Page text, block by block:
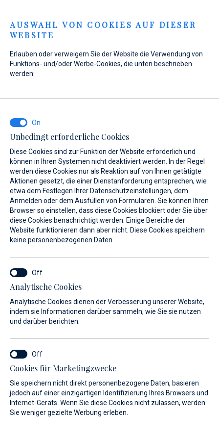
Maxima
Modelle
Unser offizieller Händler für das
Fahrgebiet Kroatien mit dieser
erfolgreichen innovativen Marke
wurde im Jahr 2023 gegründet.
Intelligentes Bauen und Kaufen bietet viele Vorteile ohne
Kompromisse bei der Qualität. Aus diesem Grund verfügt
Maxima Boats über ein gutes Produkt zu einem wirklich
wettbewerbsfähigen Preis.
TYP LÄNGE
AUSWAHL VON COOKIES AUF DIESER
WEBSITE
Erlauben oder verweigern Sie der Website die Verwendung von
Funktions- und/oder Werbe-Cookies, die unten beschrieben
werden:
Unbedingt erforderliche Cookies
Diese Cookies sind zur Funktion der Website erforderlich und
können in Ihren Systemen nicht deaktiviert werden. In der Regel
werden diese Cookies nur als Reaktion auf von Ihnen getätigte
Aktionen gesetzt, die einer Dienstanforderung entsprechen, wie
etwa dem Festlegen Ihrer Datenschutzeinstellungen, dem
Anmelden oder dem Ausfüllen von Formularen. Sie können Ihren
Browser so einstellen, dass diese Cookies blockiert oder Sie über
diese Cookies benachrichtigt werden. Einige Bereiche der
Website funktionieren dann aber nicht. Diese Cookies speichern
keine personenbezogenen Daten.
Analytische Cookies
Analytische Cookies dienen der Verbesserung unserer Website,
indem sie Informationen darüber sammeln, wie Sie sie nutzen
und darüber berichten.
Cookies für Marketingzwecke
Sie speichern nicht direkt personenbezogene Daten, basieren
jedoch auf einer einzigartigen Identifizierung Ihres Browsers und
Internet-Geräts. Wenn Sie diese Cookies nicht zulassen, werden
Sie weniger gezielte Werbung erleben.